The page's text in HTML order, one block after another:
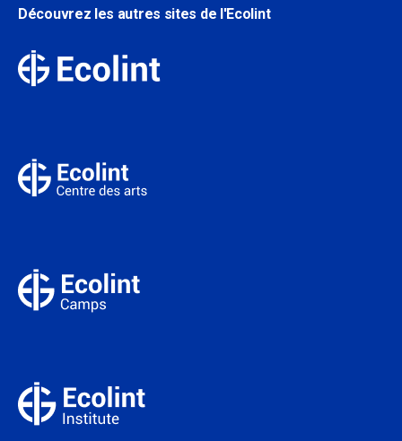
Découvrez les autres sites de l'Ecolint